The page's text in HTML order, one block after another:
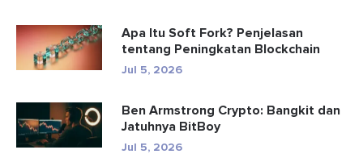
Apa Itu Soft Fork? Penjelasan
tentang Peningkatan Blockchain
Jul 5, 2026
Ben Armstrong Crypto: Bangkit dan
Jatuhnya BitBoy
Jul 5, 2026